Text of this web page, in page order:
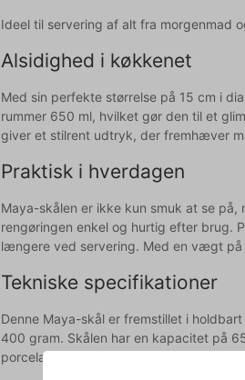
Ideel til servering af alt fra morgenmad
Alsidighed i køkkenet
Med sin perfekte størrelse på 15 cm i
rummer 650 ml, hvilket gør den til et
giver et stilrent udtryk, der fremhæver
Praktisk i hverdagen
Maya-skålen er ikke kun smuk at se
rengøringen enkel og hurtig efter brug.
længere ved servering. Med en vægt
Tekniske specifikationer
Denne Maya-skål er fremstillet i
400 gram. Skålen har en kapacitet på
porcelænsmateriale kan skålen